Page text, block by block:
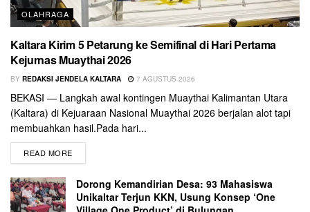
OLAHRAGA
Kaltara Kirim 5 Petarung ke Semifinal di Hari Pertama
Kejurnas Muaythai 2026
BY REDAKSI JENDELA KALTARA 7 AGUSTUS 2026
BEKASI — Langkah awal kontingen Muaythai Kalimantan Utara
(Kaltara) di Kejuaraan Nasional Muaythai 2026 berjalan alot tapi
membuahkan hasil.Pada hari...
READ MORE
Dorong Kemandirian Desa: 93 Mahasiswa
Unikaltar Terjun KKN, Usung Konsep ‘One